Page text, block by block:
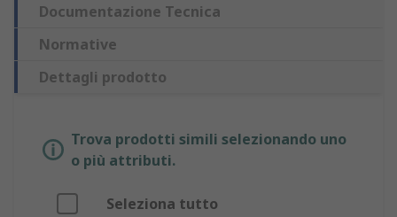
Documentazione Tecnica
Normative
Dettagli prodotto
Trova prodotti simili selezionando uno
o più attributi.
Seleziona tutto